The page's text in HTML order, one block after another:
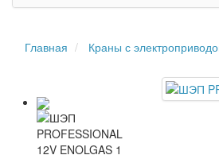
Главная Краны с